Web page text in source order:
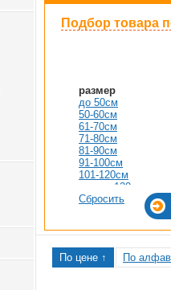
Подбор товара
размер
до 50см
50-60см
61-70см
71-80см
81-90см
91-100см
101-120см
свыше 120см
Сбросить
По цене ↑ По